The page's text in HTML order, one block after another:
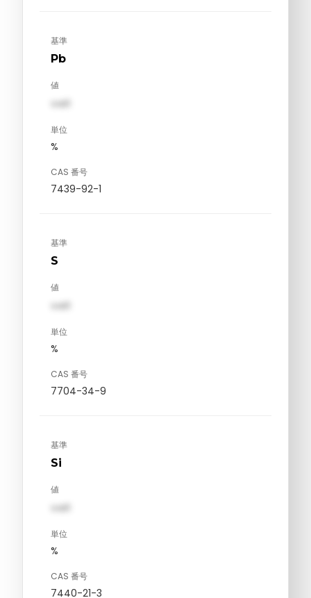
基準
Pb
値
val1
単位
%
CAS 番号
7439-92-1
基準
S
値
val1
単位
%
CAS 番号
7704-34-9
基準
Si
値
val1
単位
%
CAS 番号
7440-21-3